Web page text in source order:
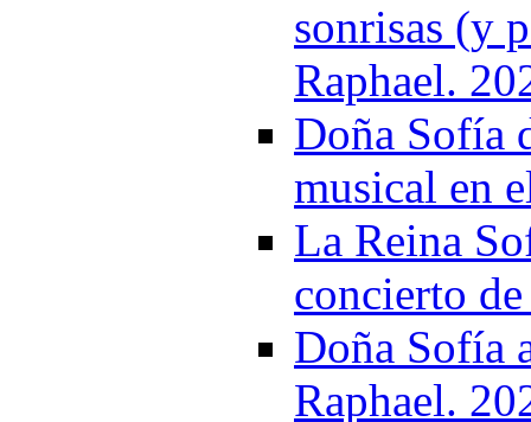
sonrisas (y
Raphael.
Doña Sofía
musical en
La Reina
concierto
Doña Sofía
Raphael.